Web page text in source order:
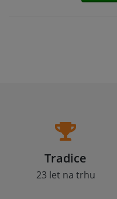
Tradice
23 let na trhu